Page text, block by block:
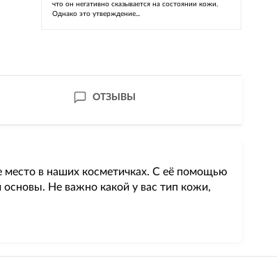
что он негативно сказывается на состоянии кожи.
Однако это утверждение...
ОТЗЫВЫ
место в наших косметичках. С её помощью
Не важно какой у вас тип кожи,